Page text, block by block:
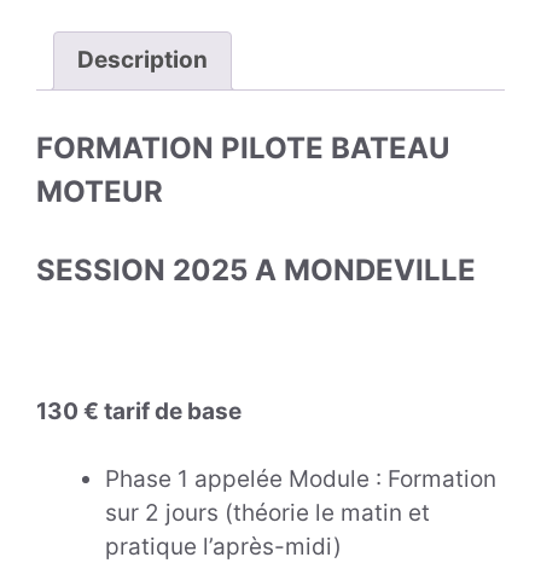
Description
FORMATION PILOTE BATEAU
MOTEUR
SESSION 2025 A MONDEVILLE
130 € tarif de base
Phase 1 appelée Module : Formation
sur 2 jours (théorie le matin et
pratique l’après-midi)